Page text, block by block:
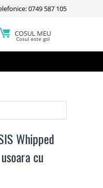
0749 587 105
COSUL MEU
Cosul este gol
Whipped
cu